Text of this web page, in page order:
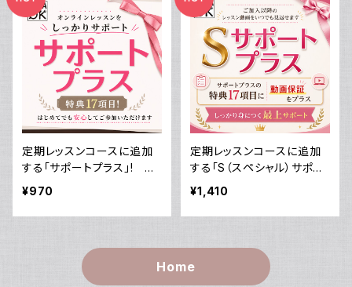
定期レッスンコースに追加
する「サポートプラス」! 毎
月一度の定期レッスンを徹
き！
¥970
定期レッスンコースに追加
する「S（スペシャル）サポー
トプラス」! 毎月一度の定
期レッスンを徹底サポート＆
様々な特典付き！＜動画保
¥1,410
Home